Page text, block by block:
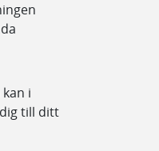
i
till ditt